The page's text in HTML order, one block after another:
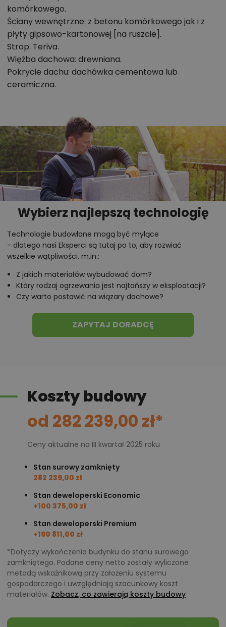
Chcesz uzyskać więcej informacji o tym
projekcie, na przykład:
polecane przez architekta zmiany,
możliwości wprowadzania modyfikacji,
projekty podobne - o zbliżonym układzie lub
parametrach,
tego projektu,
informacje szczegółowe - np. wymiary
pomieszczeń, instalacje, materiały?
Zadzwoń52 384 49 90lub NAPISZ
komórkowego.
Ściany wewnętrzne: z betonu komórkowego jak i z
płyty gipsowo-kartonowej [na ruszcie].
Strop: Teriva.
Więźba dachowa: drewniana.
Pokrycie dachu: dachówka cementowa lub
ceramiczna.
Wybierz najlepszą technologię
Technologie budowlane mogą być mylące
- dlatego nasi Eksperci są tutaj po to, aby rozwiać
wszelkie wątpliwości, m.in.:
Z jakich materiałów wybudować dom?
Który rodzaj ogrzewania jest najtańszy w eksploatacji?
Czy warto postawić na wiązary dachowe?
ZAPYTAJ DORADCĘ
Koszty budowy
od 282 239,00 zł*
Ceny aktualne na III kwartał 2025 roku
Stan surowy zamknięty
282 239,00 zł
Stan deweloperski Economic
+100 375,00 zł
Stan deweloperski Premium
+190 811,00 zł
*Dotyczy wykończenia budynku do stanu surowego
zamkniętego. Podane ceny netto zostały wyliczone
metodą wskaźnikową przy założeniu systemu
gospodarczego i uwzględniają szacunkowy koszt
materiałów. Zobacz, co zawierają koszty budowy